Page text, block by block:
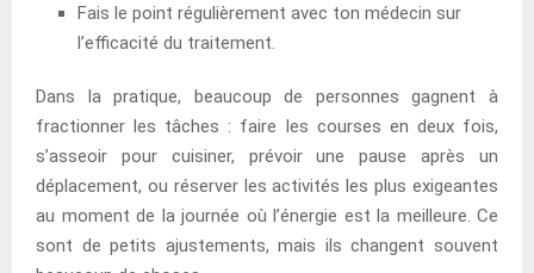
Fais le point régulièrement avec ton médecin sur
l’efficacité du traitement.
Dans la pratique, beaucoup de personnes gagnent à
fractionner les tâches : faire les courses en deux fois,
s’asseoir pour cuisiner, prévoir une pause après un
déplacement, ou réserver les activités les plus exigeantes
au moment de la journée où l’énergie est la meilleure. Ce
sont de petits ajustements, mais ils changent souvent